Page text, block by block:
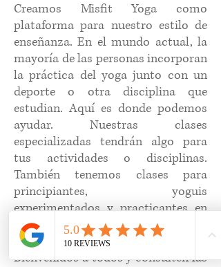
Creamos Misfit Yoga como
plataforma para nuestro estilo de
enseñanza. En el mundo actual, la
mayoría de las personas incorporan
la práctica del yoga junto con un
deporte o otra disciplina que
estudian. Aquí es donde podemos
ayudar. Nuestras clases
especializadas tendrán algo para
tus actividades o disciplinas.
También tenemos clases para
principiantes, yoguis
experimentados y practicantes en
recuperación que pueden necesitar
tomarse las cosas con más calma. ​
Bienvenidos a todos y consulten las